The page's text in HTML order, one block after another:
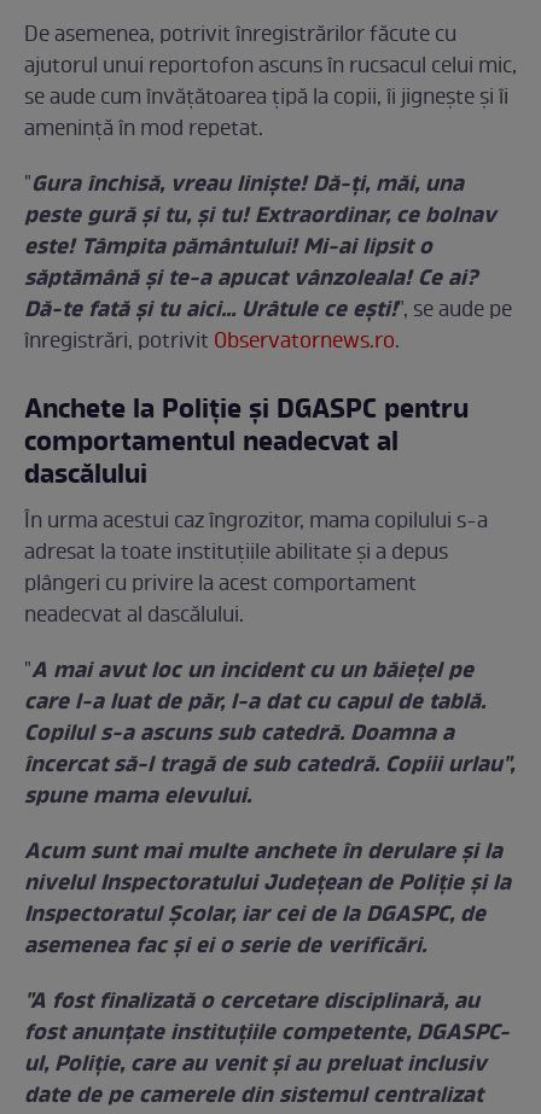
De asemenea, potrivit înregistrărilor făcute cu
ajutorul unui reportofon ascuns în rucsacul celui mic,
se aude cum învățătoarea țipă la copii, îi jignește și îi
amenință în mod repetat.
"Gura închisă, vreau liniște! Dă-ți, măi, una
peste gură și tu, și tu! Extraordinar, ce bolnav
este! Tâmpita pământului! Mi-ai lipsit o
săptămână şi te-a apucat vânzoleala! Ce ai?
Dă-te fată și tu aici… Urâtule ce ești!", se aude pe
înregistrări, potrivit Observatornews.ro.
Anchete la Poliţie şi DGASPC pentru
comportamentul neadecvat al
dascălului
În urma acestui caz îngrozitor, mama copilului s-a
adresat la toate instituțiile abilitate și a depus
plângeri cu privire la acest comportament
neadecvat al dascălului.
"A mai avut loc un incident cu un băiețel pe
care l-a luat de păr, l-a dat cu capul de tablă.
Copilul s-a ascuns sub catedră. Doamna a
încercat să-l tragă de sub catedră. Copiii urlau",
spune mama elevului.
Acum sunt mai multe anchete în derulare și la
nivelul Inspectoratului Județean de Poliție și la
Inspectoratul Școlar, iar cei de la DGASPC, de
asemenea fac și ei o serie de verificări.
"A fost finalizată o cercetare disciplinară, au
fost anunțate instituțiile competente, DGASPC-
ul, Poliție, care au venit și au preluat inclusiv
date de pe camerele din sistemul centralizat